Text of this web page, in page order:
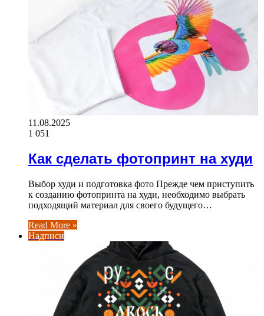
11.08.2025
1 051
Как сделать фотопринт на худи
Выбор худи и подготовка фото Прежде чем приступить
к созданию фотопринта на худи, необходимо выбрать
подходящий материал для своего будущего…
Read More »
Надписи